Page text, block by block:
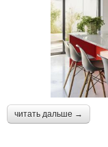
читать дальше →